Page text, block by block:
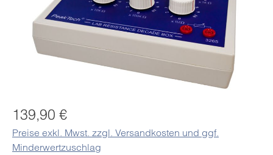
Regulärer Preis:
139,90 €
Preise exkl. Mwst. zzgl. Versandkosten und ggf.
Minderwertzuschlag